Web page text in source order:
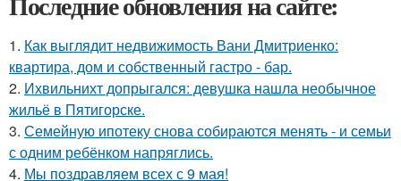
1. Как выглядит недвижимость Вани Дмитриенко:
квартира, дом и собственный гастро - бар.
2. Ихвильнихт допрыгался: девушка нашла необычное
жильё в Пятигорске.
3. Семейную ипотеку снова собираются менять - и семьи
с одним ребёнком напряглись.
4. Мы поздравляем всех с 9 мая!